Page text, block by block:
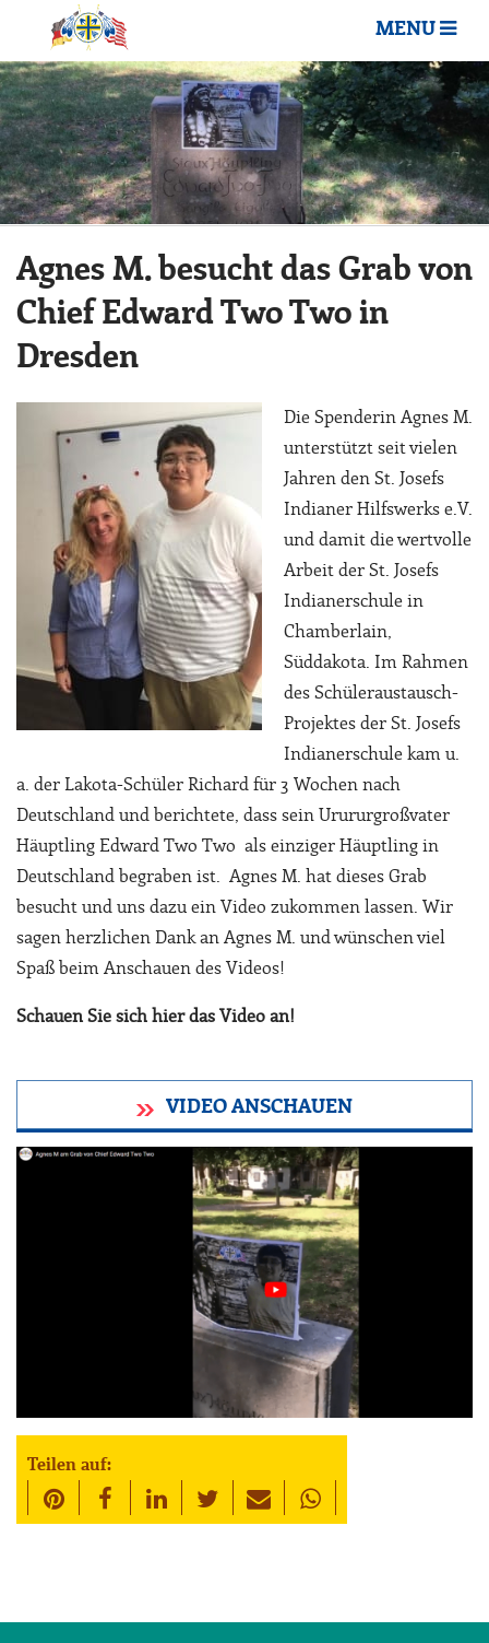
MENU
Agnes M. besucht das Grab von
Chief Edward Two Two in
Dresden
Die Spenderin Agnes M.
unterstützt seit vielen
Jahren den St. Josefs
Indianer Hilfswerks e.V.
und damit die wertvolle
Arbeit der St. Josefs
Indianerschule in
Chamberlain,
Süddakota. Im Rahmen
des Schüleraustausch-
Projektes der St. Josefs
Indianerschule kam u.
a. der Lakota-Schüler Richard für 3 Wochen nach
Deutschland und berichtete, dass sein Urururgroßvater
Häuptling Edward Two Two als einziger Häuptling in
Deutschland begraben ist. Agnes M. hat dieses Grab
besucht und uns dazu ein Video zukommen lassen. Wir
sagen herzlichen Dank an Agnes M. und wünschen viel
Spaß beim Anschauen des Videos!
Schauen Sie sich hier das Video an!
VIDEO ANSCHAUEN
Teilen auf: